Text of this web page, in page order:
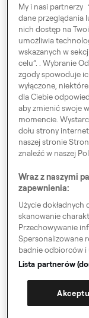
Partnership
Partnership
Sales Manager -
Sales Manager -
Business
Account
Sales Manager
(Senior)
Integration(m/f/
(Senior)
Integration (m/
Senior Backend
Backend
My i nasi partnerzy
dane przeglądania
nich dostęp na
umożliwia
wskazanych w
celu”. . Wybranie
zgody spowoduje
wyłączone,
dla Ciebie
aby zmienić swoje
momencie.
dołu strony
naszej stronie
znaleźć w naszej
Wraz z naszymi
zapewnienia:
Użycie
skanowanie
Przechowywanie
Spersonalizowane
badnie odbiorców i
Lista partnerów